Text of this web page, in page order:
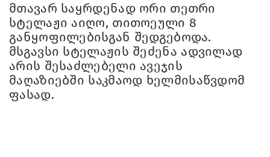
მთავარ საყრდენად ორი თეთრი
სტელაჟი აიღო, თითოეული 8
განყოფილებისგან შედგებოდა.
მსგავსი სტელაჟის შეძენა ადვილად
არის შესაძლებელი ავეჯის
მაღაზიებში საკმაოდ ხელმისაწვდომ
ფასად.